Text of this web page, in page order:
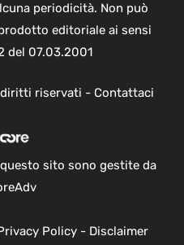
periodicità. Non può
editoriale ai sensi
del 07.03.2001
riservati - Contattaci
sito sono gestite da
Policy- Disclaimer